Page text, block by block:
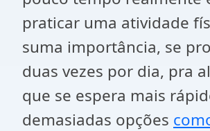
praticar uma atividade
suma importância, se
duas vezes por dia, pra
que se espera mais
demasiadas opções